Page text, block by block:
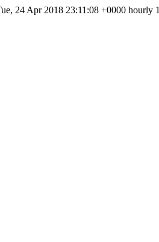
24 Apr 2018 23:11:08 +0000 hourly 1